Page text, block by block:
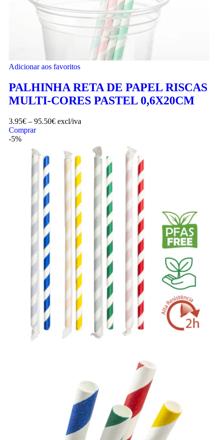
Adicionar aos favoritos
PALHINHA RETA DE PAPEL RISCAS
MULTI-CORES PASTEL 0,6X20CM
3.95€ – 95.50€ excl/iva
Comprar
-5%